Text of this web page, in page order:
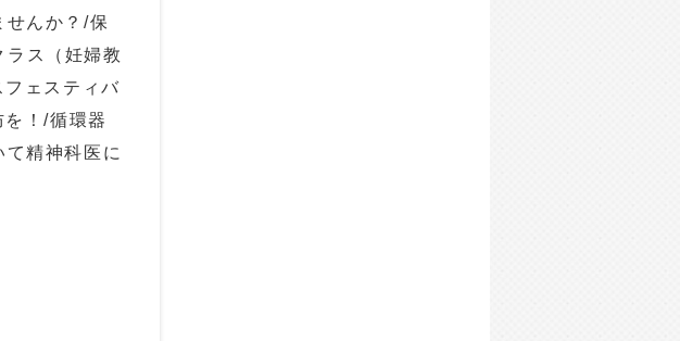
せんか？/保
ス（妊婦教
ェスティバ
！/循環器
精神科医に